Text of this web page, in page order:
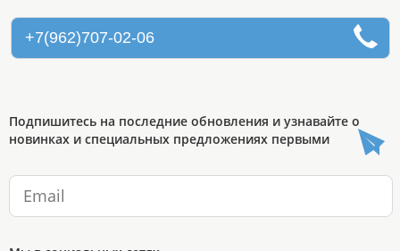
+7(962)707-02-06
Подпишитесь на последние обновления и узнавайте о
новинках и специальных предложениях первыми